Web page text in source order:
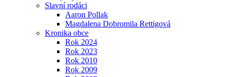
Slavní rodáci
Aaron Pollak
Magdalena Dobromila Rettigová
Kronika obce
Rok 2024
Rok 2023
Rok 2010
Rok 2009